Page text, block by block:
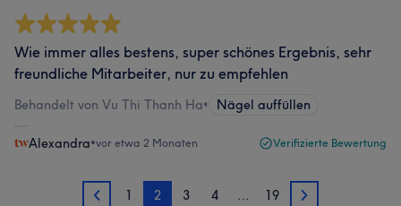
Wie immer alles bestens, super schönes Ergebnis, sehr
freundliche Mitarbeiter, nur zu empfehlen
Behandelt von Vu Thi Thanh Ha• Nägel auffüllen
Alexandra•vor etwa 2 Monaten Verifizierte Bewertung
1 1 2 3 4 … 19 3